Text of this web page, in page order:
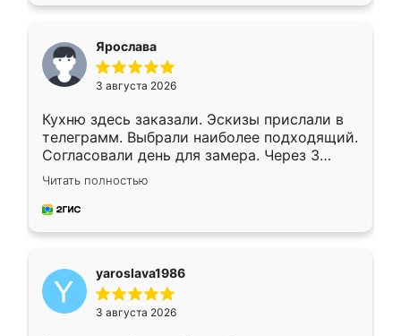
Ярослава
3 августа 2026
Кухню здесь заказали. Эскизы прислали в
телеграмм. Выбрали наиболее подходящий.
Согласовали день для замера. Через 3
недели кухня была уже готова. Остались
довольны работой. Спасибо Ренессанс
мебель за качественную работу!
Читать полностью
yaroslava1986
3 августа 2026